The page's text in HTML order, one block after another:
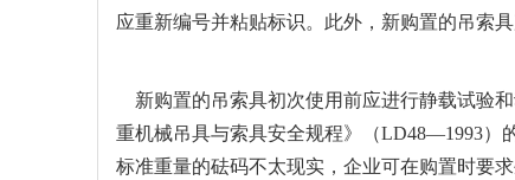
应重新编号并粘贴标识。此外，新购置的吊索
新购置的吊索具初次使用前应进行静载试验
重机械吊具与索具安全规程》（LD48—1993）
标准重量的砝码不太现实，企业可在购置时要